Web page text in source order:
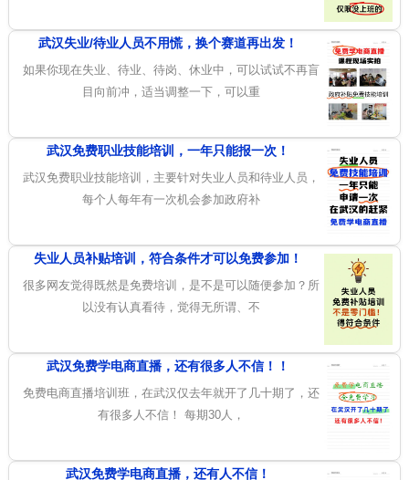
武汉失业/待业人员不用慌，换个赛道再出发！
如果你现在失业、待业、待岗、休业中，可以试试不再盲
目向前冲，适当调整一下，可以重
武汉免费职业技能培训，一年只能报一次！
武汉免费职业技能培训，主要针对失业人员和待业人员，
每个人每年有一次机会参加政府补
失业人员补贴培训，符合条件才可以免费参加！
很多网友觉得既然是免费培训，是不是可以随便参加？所
以没有认真看待，觉得无所谓、不
武汉免费学电商直播，还有很多人不信！！
免费电商直播培训班，在武汉仅去年就开了几十期了，还
有很多人不信！ 每期30人，
武汉免费学电商直播，还有人不信！